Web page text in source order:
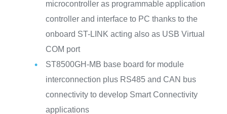
microcontroller as programmable application
controller and interface to PC thanks to the
onboard ST-LINK acting also as USB Virtual
COM port
ST8500GH-MB base board for module
interconnection plus RS485 and CAN bus
connectivity to develop Smart Connectivity
applications